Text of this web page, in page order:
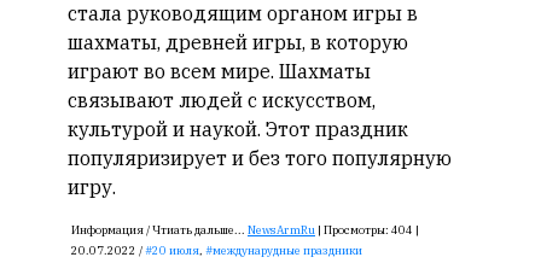
публикации.
Противоположные
мнения
даже
если
принимаются
восторга.
стала руководящим органом игры в
шахматы, древней игры, в которую
играют во всем мире. Шахматы
связывают людей с искусством,
культурой и наукой. Этот праздник
популяризирует и без того популярную
игру.
Информация /Чтиать дальше... NewsArmRu | Просмотры: 404 |
20.07.2022 /
20 июля, междунарудные праздники